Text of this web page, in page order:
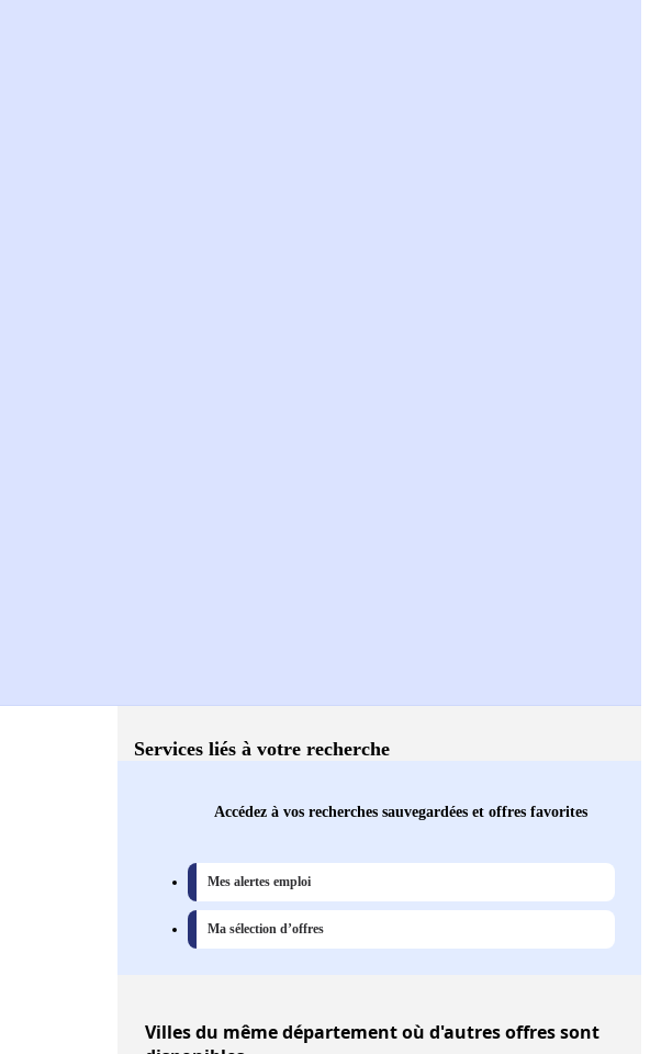
Services liés à votre recherche
Accédez à vos recherches sauvegardées et offres favorites
Mes alertes emploi
Ma sélection d’offres
Villesdu même département où d'autres offres sont